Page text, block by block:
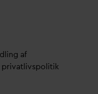
af
privatlivspolitik